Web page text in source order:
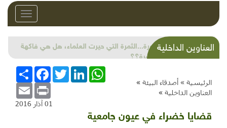
Toggle
العناوين الداخليةالبندورة...الثمرة التي حيرت العلماء، هل هي فاكهة
أم خضرة؟؟
الرئيسية » أصدقاء البيئة »
العناوين الداخلية »
انشر
FacebookTwitterLinkedInWhatsApp
Email Print
01 آذار 2016
قضايا خضراء في عيون جامعية